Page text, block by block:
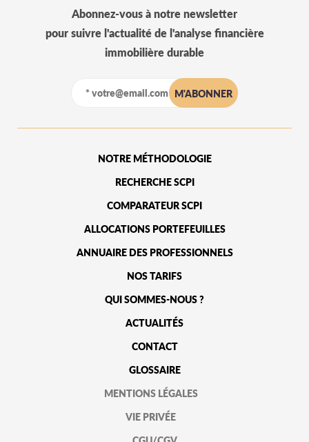
Abonnez-vous à notre newsletter
pour suivre l'actualité de l'analyse financière
immobilière durable
NOTRE MÉTHODOLOGIE
RECHERCHE SCPI
COMPARATEUR SCPI
ALLOCATIONS PORTEFEUILLES
ANNUAIRE DES PROFESSIONNELS
NOS TARIFS
QUI SOMMES-NOUS ?
ACTUALITÉS
CONTACT
GLOSSAIRE
MENTIONS LÉGALES
VIE PRIVÉE